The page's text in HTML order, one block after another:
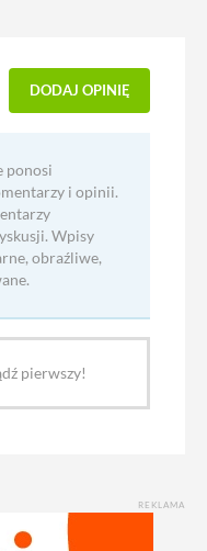
DODAJ OPINIĘ
ponosi
i opinii.
Wpisy
obraźliwe,
pierwszy!
REKLAMA